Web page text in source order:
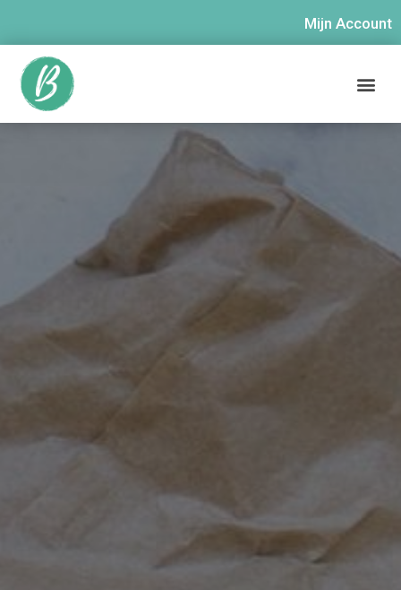
Mijn Account